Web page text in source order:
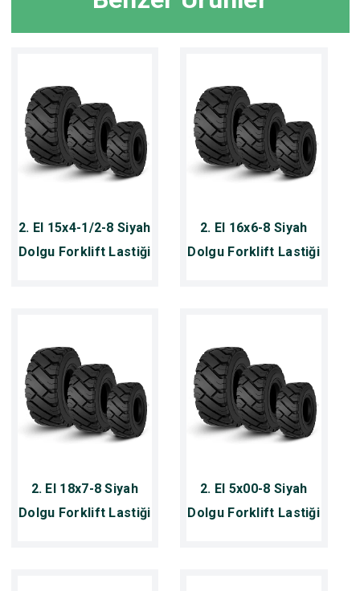
2. El 15x4-1/2-8 Siyah
Dolgu Forklift Lastiği
2. El 16x6-8 Siyah
Dolgu Forklift Lastiği
2. El 18x7-8 Siyah
Dolgu Forklift Lastiği
2. El 5x00-8 Siyah
Dolgu Forklift Lastiği